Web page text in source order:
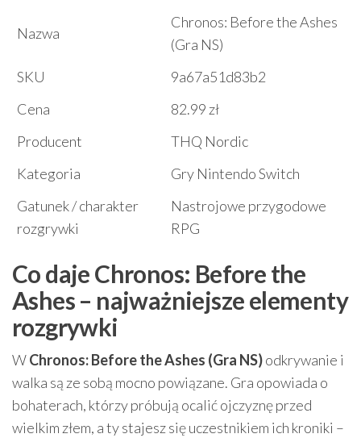
Nazwa
Chronos: Before the Ashes
(Gra NS)
SKU
9a67a51d83b2
Cena
82.99 zł
Producent
THQ Nordic
Kategoria
Gry Nintendo Switch
Gatunek / charakter
rozgrywki
Nastrojowe przygodowe
RPG
Co daje Chronos: Before the
Ashes – najważniejsze elementy
rozgrywki
WChronos: Before the Ashes (Gra NS)odkrywanie i
walka są ze sobą mocno powiązane. Gra opowiada o
bohaterach, którzy próbują ocalić ojczyznę przed
wielkim złem, a ty stajesz się uczestnikiem ich kroniki –